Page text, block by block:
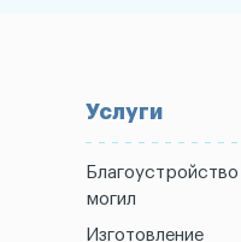
Услуги
Благоустройство
могил
Изготовление